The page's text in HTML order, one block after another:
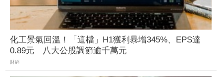
化工景氣回溫！「這檔」H1獲利暴增345%、EPS達
0.89元 八大公股調節逾千萬元
財經